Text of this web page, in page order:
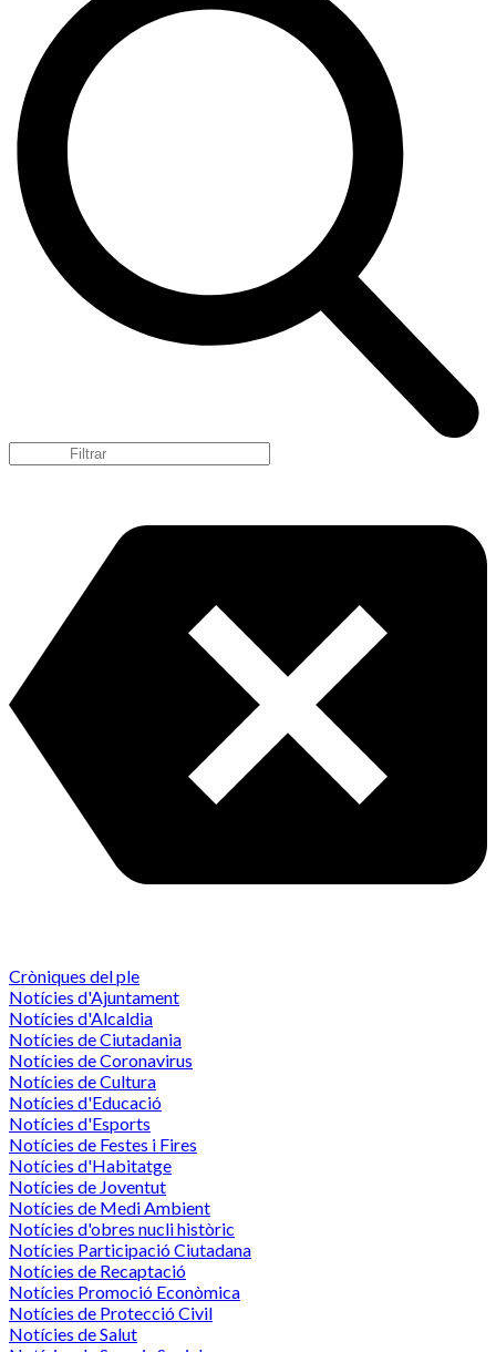
Cròniques del ple
Notícies d'Ajuntament
Notícies d'Alcaldia
Notícies de Ciutadania
Notícies de Coronavirus
Notícies de Cultura
Notícies d'Educació
Notícies d'Esports
Notícies de Festes i Fires
Notícies d'Habitatge
Notícies de Joventut
Notícies de Medi Ambient
Notícies d'obres nucli històric
Notícies Participació Ciutadana
Notícies de Recaptació
Notícies Promoció Econòmica
Notícies de Protecció Civil
Notícies de Salut